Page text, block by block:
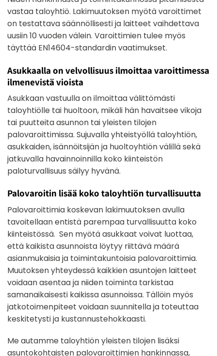
vastaa taloyhtiö. Lakimuutoksen myötä varoittimet
on testattava säännöllisesti ja laitteet vaihdettava
uusiin 10 vuoden välein. Varoittimien tulee myös
täyttää EN14604-standardin vaatimukset.
Asukkaalla on velvollisuus ilmoittaa varoittimessa
ilmenevistä vioista
Asukkaan vastuulla on ilmoittaa välittömästi
taloyhtiölle tai huoltoon, mikäli hän havaitsee vikoja
tai puutteita asunnon tai yleisten tilojen
palovaroittimissa. Sujuvalla yhteistyöllä taloyhtiön,
asukkaiden, isännöitsijän ja huoltoyhtiön välillä sekä
jatkuvalla havainnoinnilla koko kiinteistön
paloturvallisuus säilyy hyvänä.
Palovaroitin lisää koko taloyhtiön turvallisuutta
Palovaroittimia koskevan lakimuutoksen avulla
tavoitellaan entistä parempaa turvallisuutta koko
kiinteistössä. Sen myötä asukkaat voivat luottaa,
että kaikista asunnoista löytyy riittävä määrä
asianmukaisia ja toimintakuntoisia palovaroittimia.
Muutoksen yhteydessä kaikkien asuntojen laitteet
voidaan asentaa ja niiden toiminta tarkistaa
samanaikaisesti kaikissa asunnoissa. Tällöin myös
jatkotoimenpiteet voidaan suunnitella ja toteuttaa
keskitetysti ja kustannustehokkaasti.
Me autamme taloyhtiön yleisten tilojen lisäksi
asuntokohtaisten palovaroittimien hankinnassa,